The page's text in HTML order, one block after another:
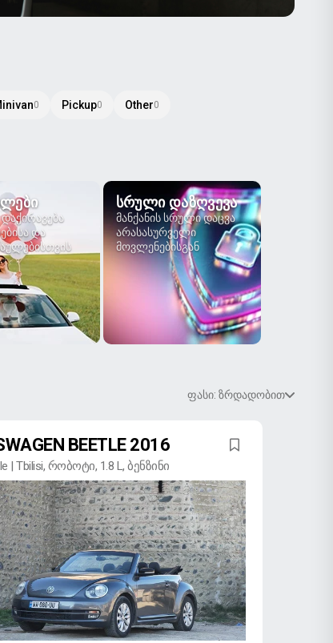
0 Pickup0 Other0
დაქირავება
და
ᲡᲠᲣᲚᲘ ᲓᲐᲖᲦᲕᲔᲕᲐ
მანქანის სრული დაცვა
არასასურველი
მოვლენებისგან
ფასი: ზრდადობით
BEETLE 2016
| Tbilisi, რობოტი, 1.8 L, ბენზინი